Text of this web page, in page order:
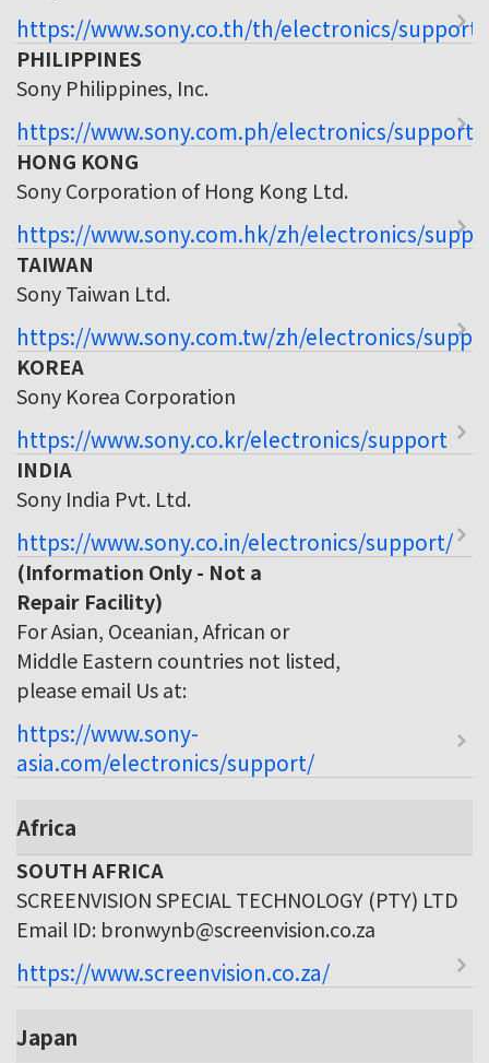
https://www.sony.co.th/th/electronics/support
PHILIPPINES
Sony Philippines, Inc.
https://www.sony.com.ph/electronics/support
HONG KONG
Sony Corporation of Hong Kong Ltd.
https://www.sony.com.hk/zh/electronics/
TAIWAN
Sony Taiwan Ltd.
https://www.sony.com.tw/zh/electronics/
KOREA
Sony Korea Corporation
https://www.sony.co.kr/electronics/support
INDIA
Sony India Pvt. Ltd.
https://www.sony.co.in/electronics/support/
(Information Only - Not a
Repair Facility)
For Asian, Oceanian, African or
Middle Eastern countries not listed,
please email Us at:
https://www.sony-
asia.com/electronics/support/
Africa
SOUTH AFRICA
SCREENVISION SPECIAL TECHNOLOGY (PTY) LTD
Email ID: bronwynb@screenvision.co.za
https://www.screenvision.co.za/
Japan